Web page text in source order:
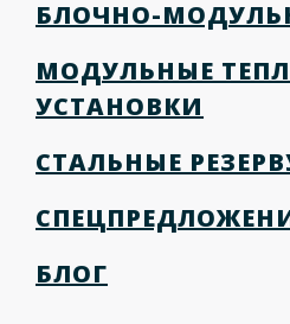
БЛОЧНО-
МОДУЛЬНЫЕ
УСТАНОВКИ
СТАЛЬНЫЕ
БЛОГ